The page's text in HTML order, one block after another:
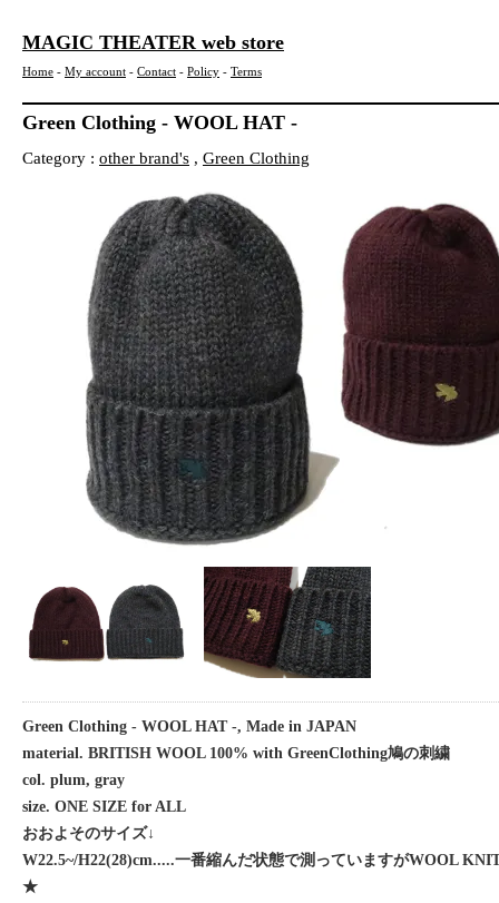
MAGIC THEATER web store
Home - My account - Contact - Policy - Terms
Green Clothing - WOOL HAT -
Category : other brand's , Green Clothing
Green Clothing - WOOL HAT -, Made in JAPAN
material. BRITISH WOOL 100% with GreenClothing鳩の刺繍
col. plum, gray
size. ONE SIZE for ALL
おおよそのサイズ↓
W22.5~/H22(28)cm.....一番縮んだ状態で測っていますがWOOL
★